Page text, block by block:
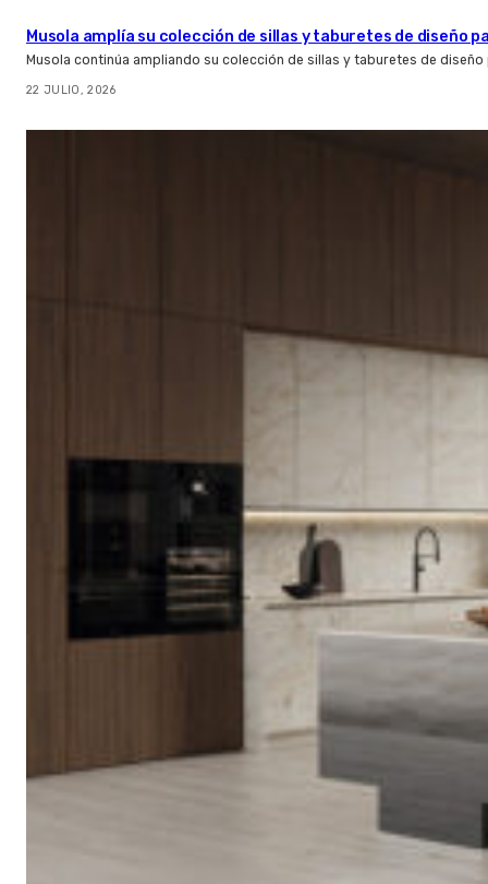
Musola amplía su colección de sillas y taburetes de diseño
Musola continúa ampliando su colección de sillas y taburetes de
22 JULIO, 2026